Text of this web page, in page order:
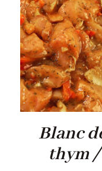
Blanc
thym